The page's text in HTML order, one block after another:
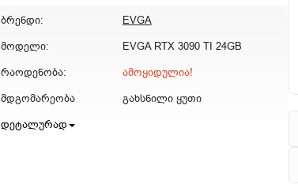
ბრენდი:
EVGA
მოდელი:
EVGA RTX 3090 TI 24GB
რაოდენობა:
ამოყიდულია!
მდგომარეობა
გახსნილი ყუთი
დეტალურად